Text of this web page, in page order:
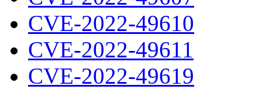
CVE-2022-49610
CVE-2022-49611
CVE-2022-49619